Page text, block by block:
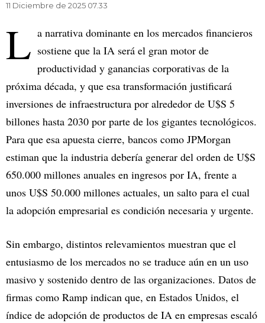
11 Diciembre de 2025 07.33
L a narrativa dominante en los mercados financieros
sostiene que la IA será el gran motor de
productividad y ganancias corporativas de la
próxima década, y que esa transformación justificará
inversiones de infraestructura por alrededor de U$S 5
billones hasta 2030 por parte de los gigantes tecnológicos.
Para que esa apuesta cierre, bancos como JPMorgan
estiman que la industria debería generar del orden de U$S
650.000 millones anuales en ingresos por IA, frente a
unos U$S 50.000 millones actuales, un salto para el cual
la adopción empresarial es condición necesaria y urgente.
Sin embargo, distintos relevamientos muestran que el
entusiasmo de los mercados no se traduce aún en un uso
masivo y sostenido dentro de las organizaciones. Datos de
firmas como Ramp indican que, en Estados Unidos, el
índice de adopción de productos de IA en empresas escaló